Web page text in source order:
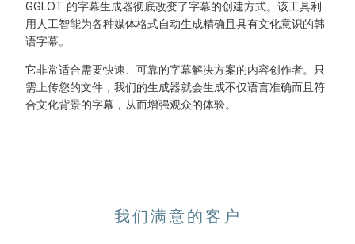
GGLOT 的字幕生成器彻底改变了字幕的创建方式。该工具利
用人工智能为各种媒体格式自动生成精确且具有文化意识的韩
语字幕。
它非常适合需要快速、可靠的字幕解决方案的内容创作者。只
需上传您的文件，我们的生成器就会生成不仅语言准确而且符
合文化背景的字幕，从而增强观众的体验。
我们满意的客户